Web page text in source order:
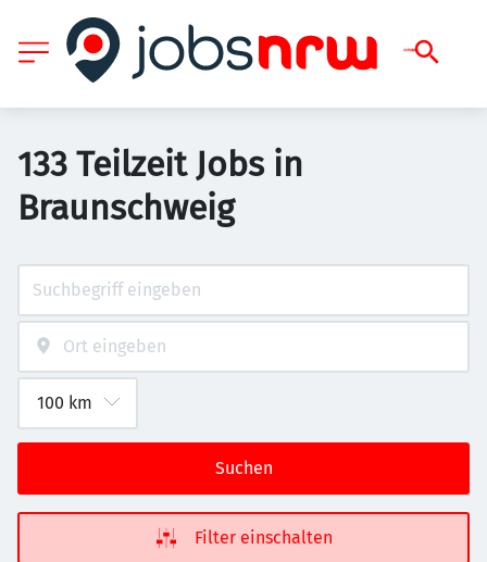
133 Teilzeit Jobs in
Braunschweig
Suchen
Filter einschalten